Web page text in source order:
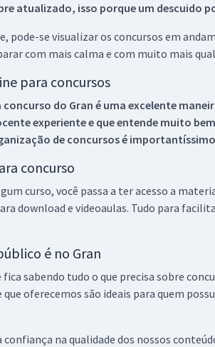
atualizado, isso porque um descuido
pode-se visualizar os concursos em
com mais calma e com muito mais
para concursos
concurso do Gran é uma excelente
experiente e que entende muito
de concursos é
concurso
curso, você passa a ter acesso a
download e videoaulas. Tudo para
é no Gran
fica sabendo tudo o que precisa sobre
oferecemos são ideais para quem
na qualidade dos nossos